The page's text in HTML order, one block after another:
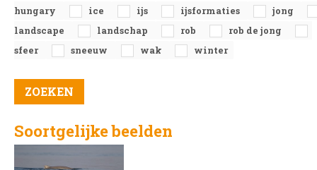
hungary
ice ijs ijsformaties
jong
landscape
landschap rob
rob de jong
sfeer
sneeuw wak winter
Soortgelijke beelden